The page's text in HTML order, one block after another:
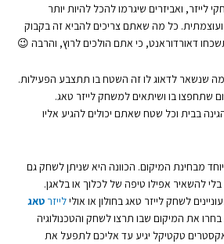
לייזר, ואביזרים שיגרמו להכל להיות יותר
ועוצמתית. כל מה שאתם צריכים להביא זה בקבוק
דאורדוראנט, כי אתם הולכים לרוץ, והרבה 😉
מה שנשאר לדאוג לו זה השטח בו תתצבע הפעילות.
שתחפצו בו ושיתאים למשחק לייזר טאג.
בבית וכל שטח שאתם יכולים להגיע אליו
מבחינת המיקום. הכוונה היא שניתן לשחק גם
להשאיר אפילו טיפה של לכלוך או בלאגן.
לשחק לייזר טאג בחולון או אולילייזר טאג
את המיקום שבו תרצו לשחק והטכנולוגיה
טקטיקל יגיע עד אליכם לתפעל את